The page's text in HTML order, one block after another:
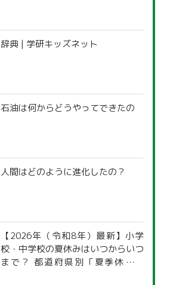
辞典 | 学研キッズネット
石油は何からどうやってできたの
人間はどのように進化したの？
【2026年（令和8年）最新】小学
校・中学校の夏休みはいつからいつ
まで？ 都道府県別「夏季休暇一